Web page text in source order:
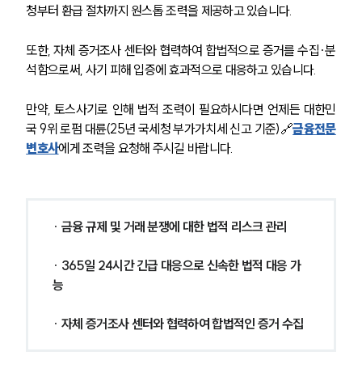
청부터 환급 절차까지 원스톱 조력을 제공하고 있습니다.
또한, 자체 증거조사 센터와 협력하여 합법적으로 증거를 수집·분
석함으로써, 사기 피해 입증에 효과적으로 대응하고 있습니다.
만약, 토스사기로 인해 법적 조력이 필요하시다면 언제든 대한민
국 9위 로펌 대륜(25년 국세청 부가가치세 신고 기준)🔗금융전문
변호사에게 조력을 요청해 주시길 바랍니다.
· 금융 규제 및 거래 분쟁에 대한 법적 리스크 관리
· 365일 24시간 긴급 대응으로 신속한 법적 대응 가
능
· 자체 증거조사 센터와 협력하여 합법적인 증거 수집